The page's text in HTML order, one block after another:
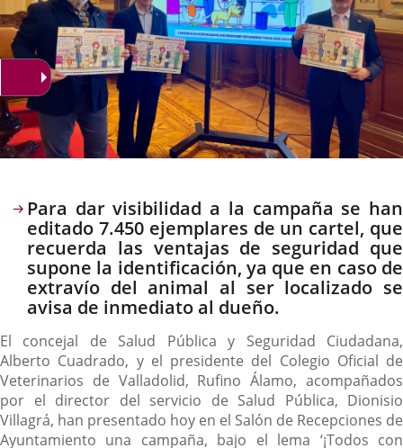
Descripción
Para dar visibilidad a la campaña se han
editado 7.450 ejemplares de un cartel, que
recuerda las ventajas de seguridad que
supone la identificación, ya que en caso de
extravío del animal al ser localizado se
avisa de inmediato al dueño.
El concejal de Salud Pública y Seguridad Ciudadana,
Alberto Cuadrado, y el presidente del Colegio Oficial de
Veterinarios de Valladolid, Rufino Álamo, acompañados
por el director del servicio de Salud Pública, Dionisio
Villagrá, han presentado hoy en el Salón de Recepciones de
Ayuntamiento una campaña, bajo el lema ‘¡Todos con